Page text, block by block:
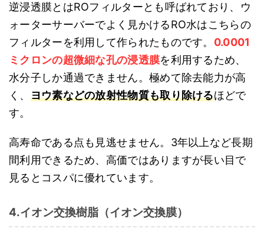
逆浸透膜とはROフィルターとも呼ばれており、ウ
ォーターサーバーでよく見かけるRO水はこちらの
フィルターを利用して作られたものです。 0.0001
ミクロンの超微細な孔の浸透膜を利用するため、
水分子しか通過できません。極めて除去能力が高
く、 ヨウ素などの放射性物質も取り除けるほどで
す。
高寿命である点も見逃せません。3年以上など長期
間利用できるため、高価ではありますが長い目で
見るとコスパに優れています。
4.イオン交換樹脂（イオン交換膜）